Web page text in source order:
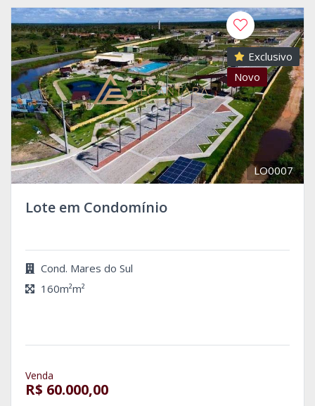
Exclusivo
Novo
LO0007
Lote em Condomínio
Cond. Mares do Sul
160m²m²
Venda
R$ 60.000,00